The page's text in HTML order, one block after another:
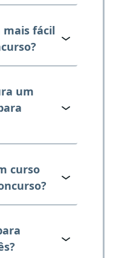
mais fácil
um
curso